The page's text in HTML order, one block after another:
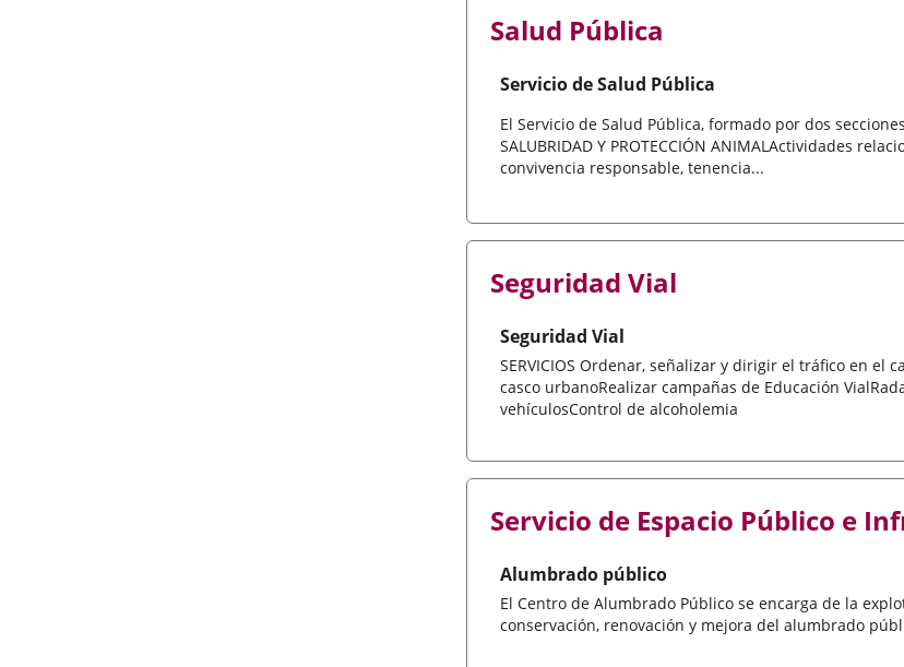
Salud Pública
Servicio de Salud Pública
El Servicio de Salud Pública, formado por dos
SALUBRIDAD Y PROTECCIÓN ANIMALActividades
convivencia responsable, tenencia...
Seguridad Vial
Seguridad Vial
SERVICIOS Ordenar, señalizar y dirigir el tráfico en
casco urbanoRealizar campañas de Educación
vehículosControl de alcoholemia
Servicio de Espacio Público e
Alumbrado público
El Centro de Alumbrado Público se encarga de la
conservación, renovación y mejora del alumbrado